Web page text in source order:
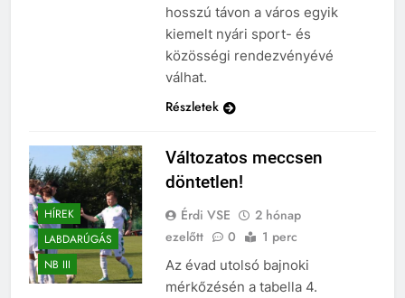
hosszú távon a város egyik
kiemelt nyári sport- és
közösségi rendezvényévé
válhat.
Részletek
HÍREK
LABDARÚGÁS
NB III
Változatos meccsen
döntetlen!
Érdi VSE
2 hónap
ezelőtt
0 1 perc
Az évad utolsó bajnoki
mérkőzésén a tabella 4.